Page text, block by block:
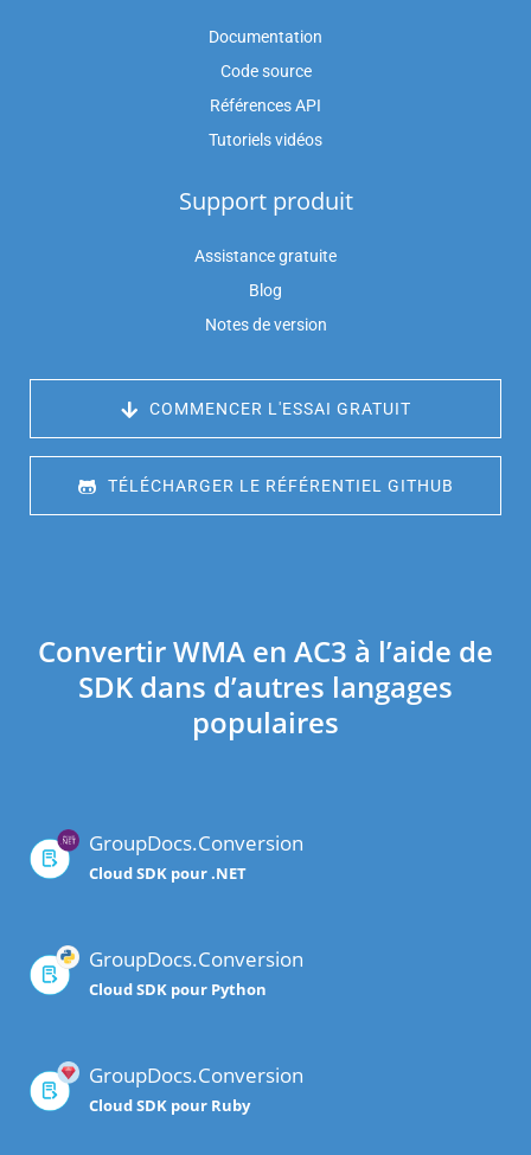
Documentation
Code source
Références API
Tutoriels vidéos
Support produit
Assistance gratuite
Blog
Notes de version
COMMENCER L'ESSAI GRATUIT
TÉLÉCHARGER LE RÉFÉRENTIEL GITHUB
Convertir WMA en AC3 à l’aide de
SDK dans d’autres langages
populaires
GroupDocs.Conversion
Cloud SDK pour .NET
GroupDocs.Conversion
Cloud SDK pour Python
GroupDocs.Conversion
Cloud SDK pour Ruby